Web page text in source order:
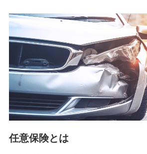
【共同して利用される利用データの項目
当社又は株式会社NTTドコモがサービス
した、以下の情報などの個人データ
基本情報
氏名、電話番号、メールアドレス、お
属性、連絡先、dポイントサービスの
報。例として、dポイントカード番号
構成、住所、dポイント残高、dポイ
含まれます。
当社又は株式会社NTTドコモが提供す
任意保険とは